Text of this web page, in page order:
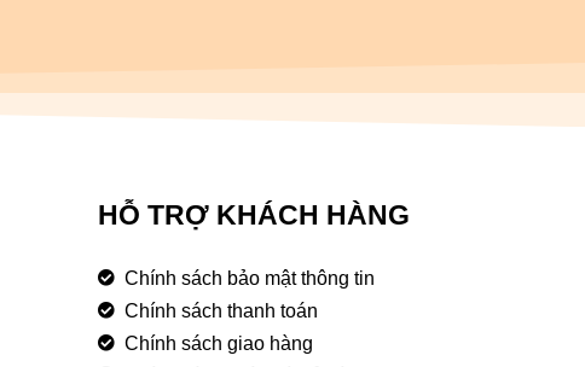
HỖ TRỢ KHÁCH HÀNG
Chính sách bảo mật thông tin
Chính sách thanh toán
Chính sách giao hàng